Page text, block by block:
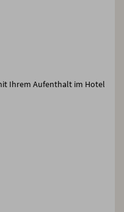
Ihrem Aufenthalt im Hotel